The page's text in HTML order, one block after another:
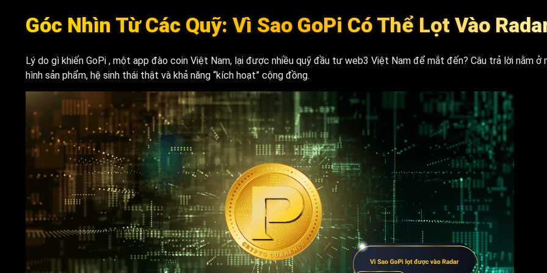
Góc Nhìn Từ Các Quỹ: Vì Sao GoPi Có Thể Lọt Vào
Lý do gì khiến GoPi , một app đào coin Việt Nam, lại được nhiều quỹ đầu tư web3 Việt Nam để mắt đến? Câu trả lời nằm ở
hình sản phẩm, hệ sinh thái thật và khả năng “kích hoạt” cộng đồng.